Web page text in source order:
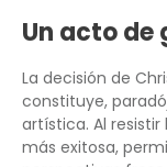
Un acto
La decisión de
constituye,
artística. Al
más exitosa,